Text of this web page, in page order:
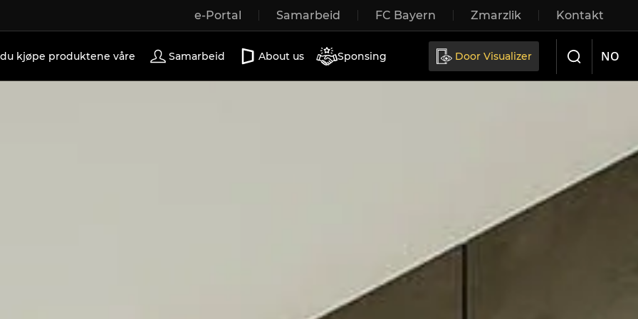
e-Portal Samarbeid FC Bayern Zmarzlik Kontakt
Exterior doors Terrace doors Sliding doors
kjøpe produktene våre Samarbeid About us Sponsing Door Visualizer NO